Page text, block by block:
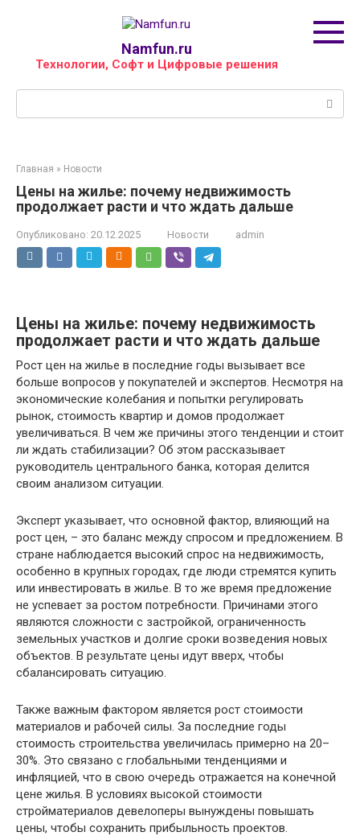
Namfun.ru
Технологии, Софт и Цифровые решения
Главная » Новости
Цены на жилье: почему недвижимость
продолжает расти и что ждать дальше
Опубликовано: 20.12.2025 Новости admin
Цены на жилье: почему недвижимость
продолжает расти и что ждать дальше
Рост цен на жилье в последние годы вызывает все
больше вопросов у покупателей и экспертов. Несмотря на
экономические колебания и попытки регулировать
рынок, стоимость квартир и домов продолжает
увеличиваться. В чем же причины этого тенденции и стоит
ли ждать стабилизации? Об этом рассказывает
руководитель центрального банка, которая делится
своим анализом ситуации.
Эксперт указывает, что основной фактор, влияющий на
рост цен, – это баланс между спросом и предложением. В
стране наблюдается высокий спрос на недвижимость,
особенно в крупных городах, где люди стремятся купить
или инвестировать в жилье. В то же время предложение
не успевает за ростом потребности. Причинами этого
являются сложности с застройкой, ограниченность
земельных участков и долгие сроки возведения новых
объектов. В результате цены идут вверх, чтобы
сбалансировать ситуацию.
Также важным фактором является рост стоимости
материалов и рабочей силы. За последние годы
стоимость строительства увеличилась примерно на 20–
30%. Это связано с глобальными тенденциями и
инфляцией, что в свою очередь отражается на конечной
цене жилья. В условиях высокой стоимости
стройматериалов девелоперы вынуждены повышать
цены, чтобы сохранить прибыльность проектов.